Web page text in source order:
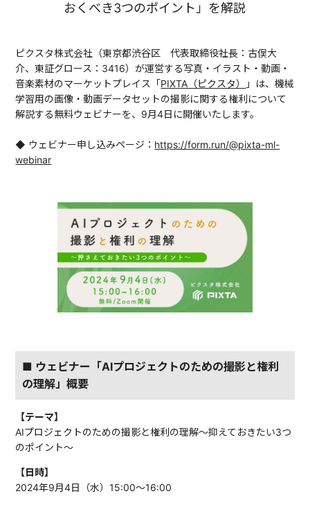
おくべき3つのポイント」を解説
ピクスタ株式会社（東京都渋谷区 代表取締役社長：古俣大
介、東証グロース：3416）が運営する写真・イラスト・動画・
音楽素材のマーケットプレイス「PIXTA（ピクスタ）
」は、機械
学習用の画像・動画データセットの撮影に関する権利について
解説する無料ウェビナーを、9月4日に開催いたします。
◆ ウェビナー申し込みページ： https://form.run/@pixta-ml-
webinar
■ ウェビナー「AIプロジェクトのための撮影と権利
の理解」概要
【テーマ】
AIプロジェクトのための撮影と権利の理解〜抑えておきたい3つ
のポイント〜
【日時】
2024年9月4日（水）15:00〜16:00